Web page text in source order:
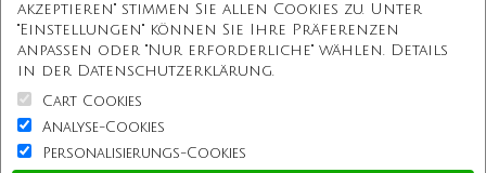
Unbegrenzte Redesign
ÜBER UNS
Information
Kundenservice
akzeptieren" stimmen Sie allen Cookies zu. Unter
"Einstellungen" können Sie Ihre Präferenzen
anpassen oder "Nur erforderliche" wählen. Details
in der Datenschutzerklärung.
Cart Cookies
Analyse-Cookies
Personalisierungs-Cookies